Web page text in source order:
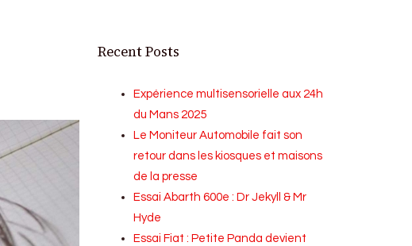
Recent Posts
Expérience multisensorielle aux 24h
du Mans 2025
Le Moniteur Automobile fait son
retour dans les kiosques et maisons
de la presse
Essai Abarth 600e : Dr Jekyll & Mr
Hyde
Essai Fiat : Petite Panda devient